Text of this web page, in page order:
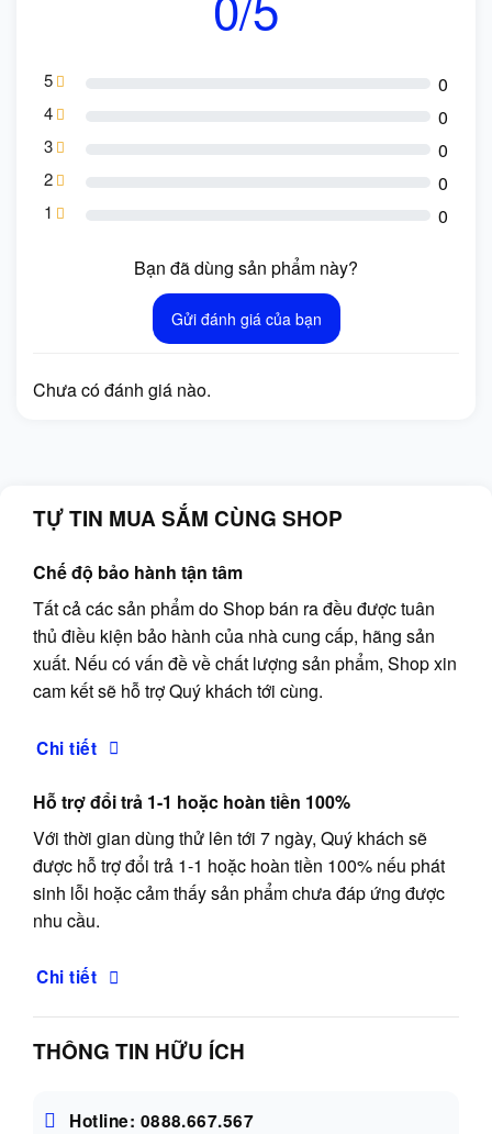
5 0
4 0
3 0
2 0
1 0
Bạn đã dùng sản phẩm này?
Gửi đánh giá của bạn
Chưa có đánh giá nào.
TỰ TIN MUA SẮM CÙNG SHOP
Chế độ bảo hành tận tâm
Tất cả các sản phẩm do Shop bán ra đều được tuân
thủ điều kiện bảo hành của nhà cung cấp, hãng sản
xuất. Nếu có vấn đề về chất lượng sản phẩm, Shop xin
cam kết sẽ hỗ trợ Quý khách tới cùng.
Chi tiết
Hỗ trợ đổi trả 1-1 hoặc hoàn tiền 100%
Với thời gian dùng thử lên tới 7 ngày, Quý khách sẽ
được hỗ trợ đổi trả 1-1 hoặc hoàn tiền 100% nếu phát
sinh lỗi hoặc cảm thấy sản phẩm chưa đáp ứng được
nhu cầu.
Chi tiết
THÔNG TIN HỮU ÍCH
Hotline: 0888.667.567